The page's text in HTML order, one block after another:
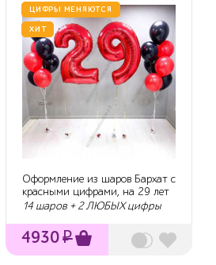
ЦИФРЫ МЕНЯЮТСЯ
ХИТ
Оформление из шаров Бархат с
красными цифрами, на 29 лет
14 шаров + 2 ЛЮБЫХ цифры
4930₽